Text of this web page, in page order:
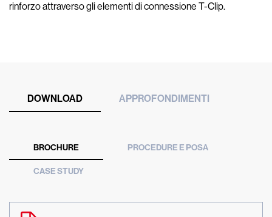
rinforzo attraverso gli elementi di connessione T-Clip.
DOWNLOAD APPROFONDIMENTI
BROCHURE PROCEDURE E POSA
CASE STUDY